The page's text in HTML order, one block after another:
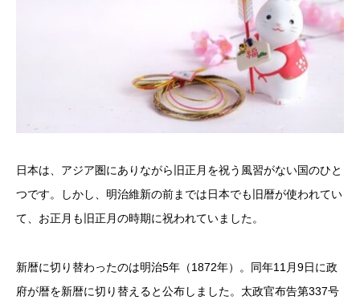
日本は、アジア圏にありながら旧正月を祝う風習がない国のひと
つです。しかし、明治維新の前までは日本でも旧暦が使われてい
て、お正月も旧正月の時期に祝われていました。
新暦に切り替わったのは明治5年（1872年）。同年11月9日に政
府が暦を新暦に切り替えると公布しました。太政官布告第337号